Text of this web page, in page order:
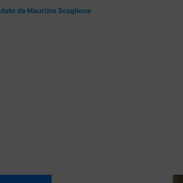
da Maurizio Scaglione